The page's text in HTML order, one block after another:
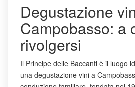
Degustazione
Campobasso: a
rivolgersi
Il Principe delle Baccanti è il luogo
una degustazione vini a